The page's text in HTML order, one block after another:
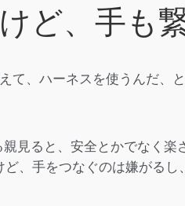
ど、手も
、ハーネスを使うんだ、
見ると、安全とかでなく
、手をつなぐのは嫌がる